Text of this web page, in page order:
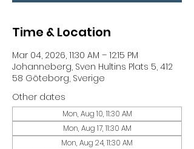
Time & Location
Mar 04, 2026, 11:30 AM – 12:15 PM
Johanneberg, Sven Hultins Plats 5, 412
58 Göteborg, Sverige
Other dates
Mon, Aug 10, 11:30 AM
Mon, Aug 17, 11:30 AM
Mon, Aug 24, 11:30 AM